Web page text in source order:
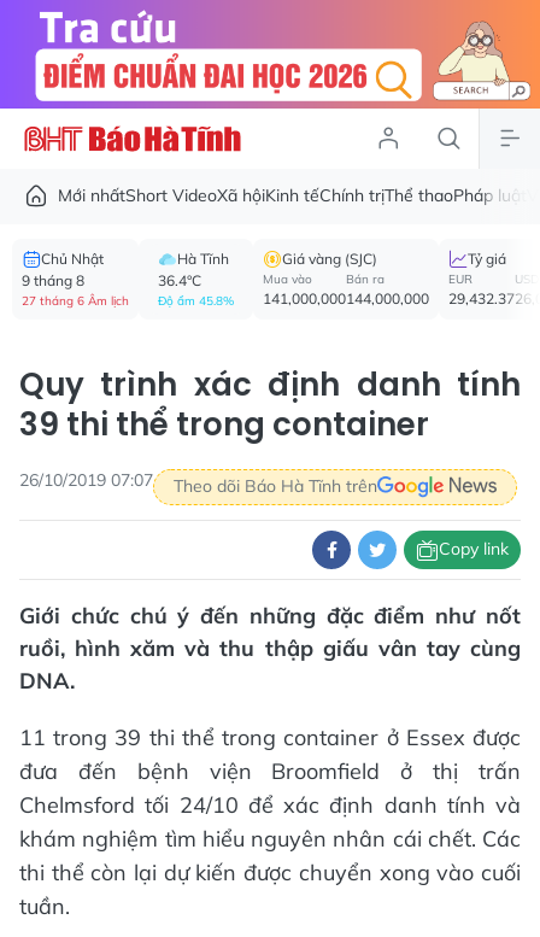
Mới nhấtShort VideoXã hộiKinh tếChính trịThể thaoPháp luật
Chủ Nhật
9 tháng 8
27 tháng 6 Âm lịch
Hà Tĩnh
36.4°C
Độ ẩm 45.8%
Giá vàng (SJC)
Mua vào
141,000,000
Bán ra
144,000,000
Tỷ giá
EUR
29,432.37
USD
Quy trình xác định danh tính
39 thi thể trong container
26/10/2019 07:07 Theo dõi Báo Hà Tĩnh trên
Copy link
Giới chức chú ý đến những đặc điểm như nốt
ruồi, hình xăm và thu thập giấu vân tay cùng
DNA.
11 trong 39 thi thể trong container ở Essex được
đưa đến bệnh viện Broomfield ở thị trấn
Chelmsford tối 24/10 để xác định danh tính và
khám nghiệm tìm hiểu nguyên nhân cái chết. Các
thi thể còn lại dự kiến được chuyển xong vào cuối
tuần.